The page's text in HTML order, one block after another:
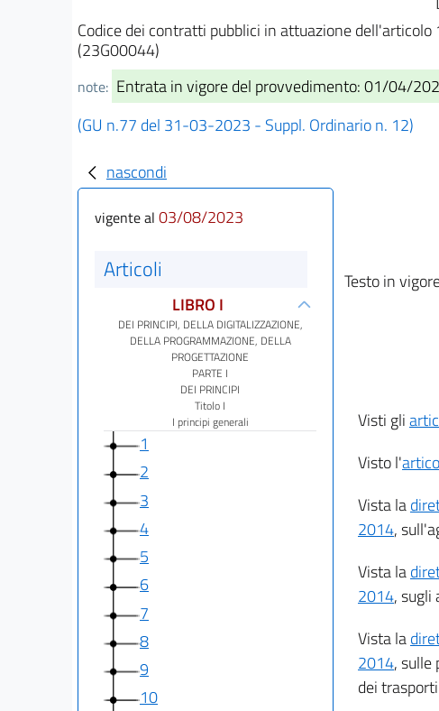
Codice dei contratti pubblici in attuazione
(23G00044)
note: Entrata in vigore del provvedimento: 01/04/
(GU n.77 del 31-03-2023 - Suppl. Ordinario n. 12)
nascondi
vigente al 03/08/2023
Articoli
LIBRO I
DEI PRINCIPI, DELLA DIGITALIZZAZIONE,
DELLA PROGRAMMAZIONE, DELLA
PROGETTAZIONE
PARTE I
DEI PRINCIPI
Titolo I
I principi generali
1
2
3
4
5
6
7
8
9
10
Testo in
Visti gli
Visto l'
Vista la
2014,
Vista la
2014, sugli
Vista la
2014, sulle
dei